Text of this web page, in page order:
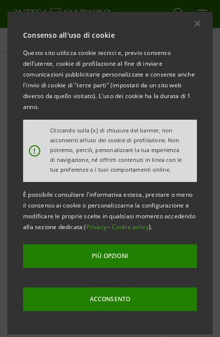
Consenso all'uso di cookie
Questo sito utilizza cookie tecnici e, previo consenso
dell’utente, cookie di profilazione al fine di inviare
comunicazioni pubblicitarie personalizzate e consente anche
l'invio di cookie di "terze parti" (impostati da un sito web
diverso da quello visitato). L'uso dei cookie ha la durata di 1
anno.
!
Cliccando sulla [x] di chiusura del banner, non
acconsenti all’uso dei cookie di profilazione. Non
potremo, perciò, personalizzare la tua esperienza
di navigazione, né offrirti contenuti in linea con le
tue preferenze o i tuoi comportamenti online.
È possibile consultare l'informativa estesa, prestare o meno
il consenso ai cookie o personalizzarne la configurazione e
modificare le proprie scelte in qualsiasi momento accedendo
alla sezione dedicata (Privacy- Cookie policy).
PIÙ OPZIONI
ACCONSENTO
Comunicati stampa
STAMPA AGGIORNA
Prende avvio la nuova banca del Gruppo Intesa
Sanpaolo in Umbria
CASSE DI RISPARMIO DELL’UMBRIA:
UN’UNICA GRANDE BANCA DEL TERRITORIO
• Il 26 novembre è la data ufficiale dell’avvio della
nuova Spa
• Vanni Bovi sarà il Direttore Generale
• La sede legale è a Terni, sede operativa a Spoleto
• 138 sportelli in tutta l’Umbria, 192.000 clienti
Terni, 23 novembre 2012- Il 26 novembre è la data
ufficiale di partenza della nuova banca del gruppo